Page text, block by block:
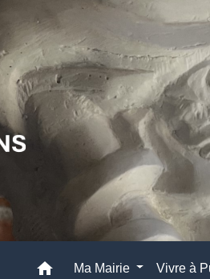
home Ma Mairie Vivre à